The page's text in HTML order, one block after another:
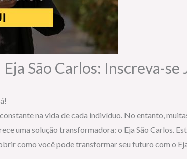
São Carlos: Inscreva-se
na vida de cada indivíduo. No entanto,
uma solução transformadora: o Eja São Carlos.
como você pode transformar seu futuro com o